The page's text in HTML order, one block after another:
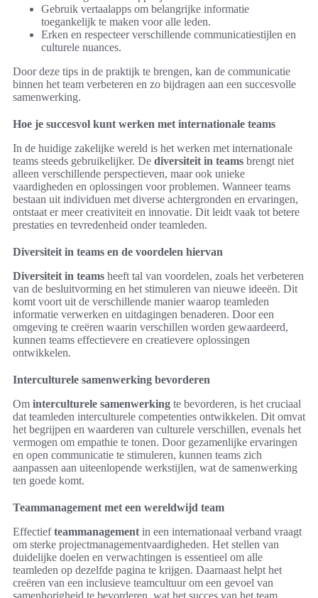
Gebruik vertaalapps om belangrijke informatie
toegankelijk te maken voor alle leden.
Erken en respecteer verschillende communicatiestijlen en
culturele nuances.
Door deze tips in de praktijk te brengen, kan de communicatie
binnen het team verbeteren en zo bijdragen aan een succesvolle
samenwerking.
Hoe je succesvol kunt werken met internationale teams
In de huidige zakelijke wereld is het werken met internationale
teams steeds gebruikelijker. De diversiteit in teams brengt niet
alleen verschillende perspectieven, maar ook unieke
vaardigheden en oplossingen voor problemen. Wanneer teams
bestaan uit individuen met diverse achtergronden en ervaringen,
ontstaat er meer creativiteit en innovatie. Dit leidt vaak tot betere
prestaties en tevredenheid onder teamleden.
Diversiteit in teams en de voordelen hiervan
Diversiteit in teams heeft tal van voordelen, zoals het verbeteren
van de besluitvorming en het stimuleren van nieuwe ideeën. Dit
komt voort uit de verschillende manier waarop teamleden
informatie verwerken en uitdagingen benaderen. Door een
omgeving te creëren waarin verschillen worden gewaardeerd,
kunnen teams effectievere en creatievere oplossingen
ontwikkelen.
Interculturele samenwerking bevorderen
Om interculturele samenwerking te bevorderen, is het cruciaal
dat teamleden interculturele competenties ontwikkelen. Dit omvat
het begrijpen en waarderen van culturele verschillen, evenals het
vermogen om empathie te tonen. Door gezamenlijke ervaringen
en open communicatie te stimuleren, kunnen teams zich
aanpassen aan uiteenlopende werkstijlen, wat de samenwerking
ten goede komt.
Teammanagement met een wereldwijd team
Effectiefteammanagement in een internationaal verband vraagt
om sterke projectmanagementvaardigheden. Het stellen van
duidelijke doelen en verwachtingen is essentieel om alle
teamleden op dezelfde pagina te krijgen. Daarnaast helpt het
creëren van een inclusieve teamcultuur om een gevoel van